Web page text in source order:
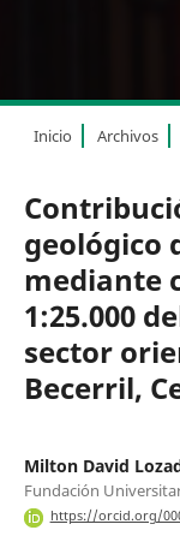
Inicio Archivos
geológico
mediante
1:25.000
sector
Becerril,
Milton David
Fundación
https://orcid.org/